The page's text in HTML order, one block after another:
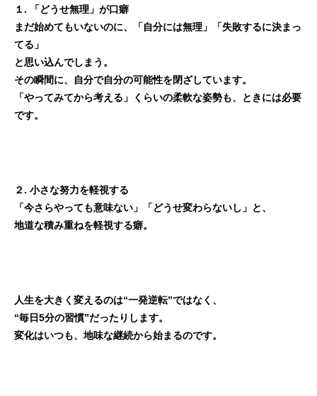
１. 「どうせ無理」が口癖
まだ始めてもいないのに、「自分には無理」「失敗するに決まっ
てる」
と思い込んでしまう。
その瞬間に、自分で自分の可能性を閉ざしています。
「やってみてから考える」くらいの柔軟な姿勢も、ときには必要
です。
２. 小さな努力を軽視する
「今さらやっても意味ない」「どうせ変わらないし」と、
地道な積み重ねを軽視する癖。
人生を大きく変えるのは“一発逆転”ではなく、
“毎日5分の習慣”だったりします。
変化はいつも、地味な継続から始まるのです。